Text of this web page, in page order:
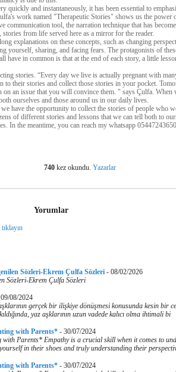
quickly and instantaneously, it has been essential to
work named "Therapeutic Stories" shows us the power
communication tool, the narration technique that has
from life served here as a mirror for the reader.
explanations on these concepts, such as changing
yourself, sharing, and facing fears. The protagonists of
have in common is that at the end of each story, a little
stories. “Every day we live is actually pregnant with
their stories and collect those stories in your pocket.
an issue that you will convince them. " says Çulfa.
ourselves and those around us in our daily lives.
have the opportunity to collect the stories of people who
of different stories and lessons that we can tell both to
In the meantime, you can reach my whatsapp
740 kez okundu.Yazarlar
Yorumlar
tıklayın
Sözleri-Ekrem Çulfa Sözleri - 08/02/2026
Sözleri-Ekrem Çulfa Sözleri
09/08/2024
gerçek bir ilişkiye dönüşmesi konusunda kesin bir
yaz aşklarının uzun vadede kalıcı olma ihtimali bi
with Parents* - 30/07/2024
Parents* Empathy is a crucial skill when it comes to
in their shoes and truly understanding their
with Parents* - 30/07/2024